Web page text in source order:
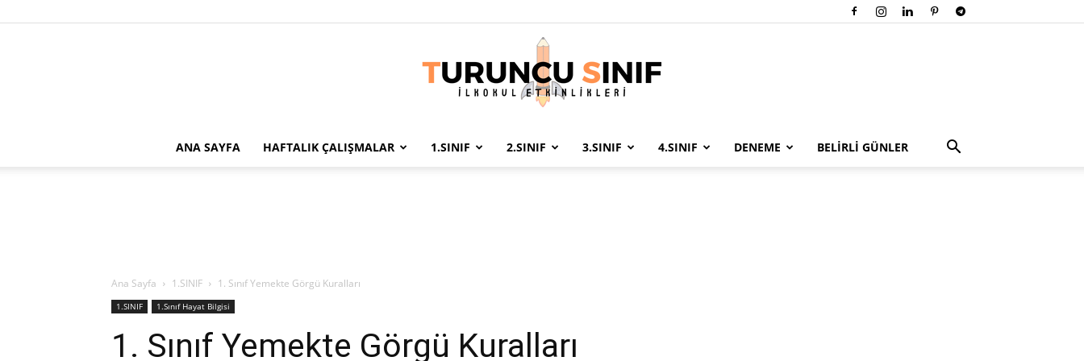
ANA SAYFA HAFTALIK ÇALIŞMALAR 1.SINIF 2.SINIF 3.SINIF 4.SINIF DENEME BELİRLİ GÜNLER
Ana Sayfa 1.SINIF 1. Sınıf Yemekte Görgü Kuralları
1.SINIF 1.Sınıf Hayat Bilgisi
1. Sınıf Yemekte Görgü Kuralları